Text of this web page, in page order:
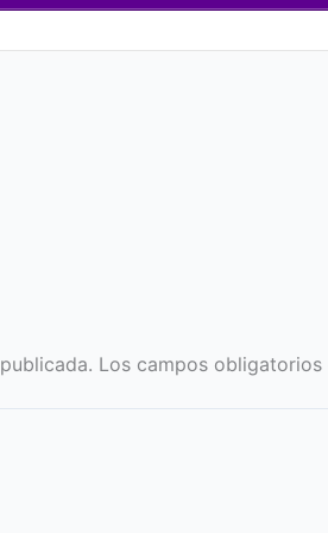
Los campos